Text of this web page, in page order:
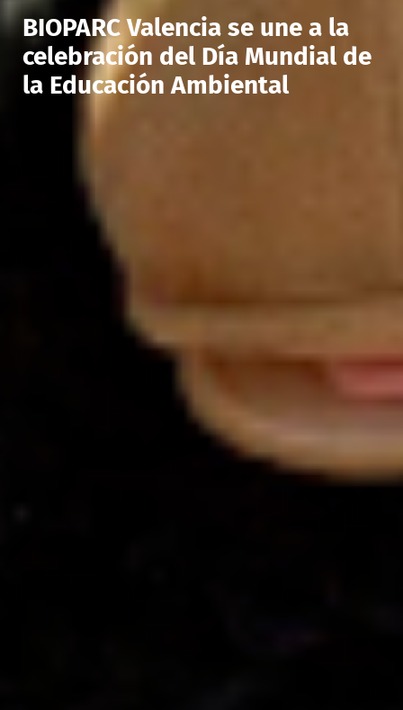
BIOPARC Valencia se une a la
celebración del Día Mundial de
la Educación Ambiental